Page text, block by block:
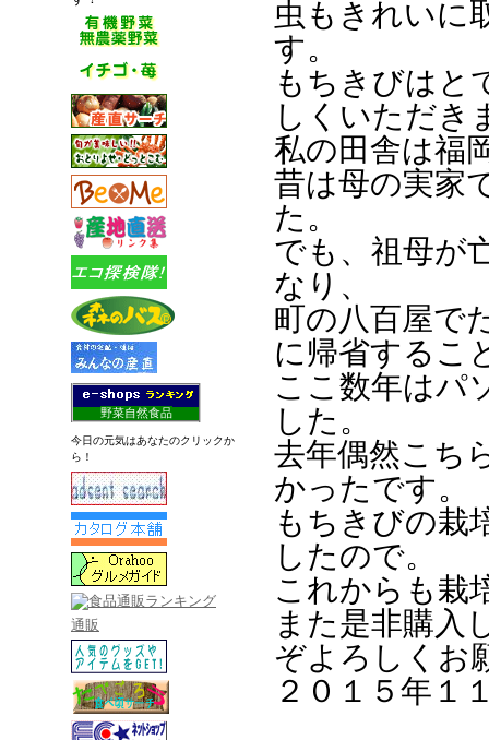
野菜自然食品
今日の元気はあなたのクリックか
ら！
通販
虫もきれいに
す。
もちきびはと
しくいただき
私の田舎は福
昔は母の実家
た。
でも、祖母が
なり、
町の八百屋で
に帰省するこ
ここ数年はパ
した。
去年偶然こち
かったです。
もちきびの栽
したので。
これからも栽
また是非購入
ぞよろしくお
２０１５年